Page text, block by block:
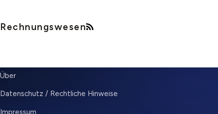
Rechnungswesen
SUBMENU
Über
Datenschutz / Rechtliche Hinweise
Impressum